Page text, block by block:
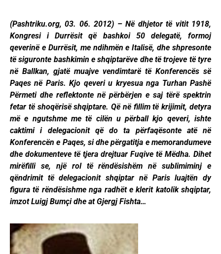
(Pashtriku.org, 03. 06. 2012) – Në dhjetor të vitit 1918,
Kongresi i Durrësit që bashkoi 50 delegatë, formoj
qeverinë e Durrësit, me ndihmën e Italisë, dhe shpresonte
të siguronte bashkimin e shqiptarëve dhe të trojeve të tyre
në Ballkan, gjatë muajve vendimtarë të Konferencës së
Paqes në Paris. Kjo qeveri u kryesua nga Turhan Pashë
Përmeti dhe reflektonte në përbërjen e saj tërë spektrin
fetar të shoqërisë shqiptare. Që në fillim të krijimit, detyra
më e ngutshme me të cilën u përball kjo qeveri, ishte
caktimi i delegacionit që do ta përfaqësonte atë në
Konferencën e Paqes, si dhe përgatitja e memorandumeve
dhe dokumenteve të tjera drejtuar Fuqive të Mëdha. Dihet
mirëfilli se, një rol të rëndësishëm në sublimiminj e
qëndrimit të delegacionit shqiptar në Paris luajtën dy
figura të rëndësishme nga radhët e klerit katolik shqiptar,
imzot Luigj Bumçi dhe at Gjergj Fishta…